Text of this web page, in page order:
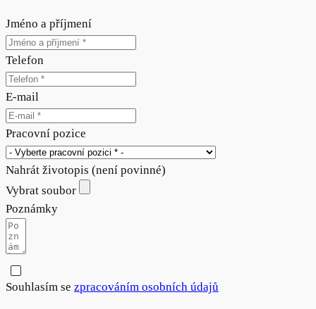
Jméno a příjmení
Telefon
E-mail
Pracovní pozice
Nahrát životopis (není povinné)
Vybrat soubor
Poznámky
Souhlasím se zpracováním osobních údajů